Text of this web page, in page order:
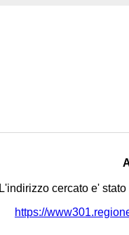
L'indirizzo cercato e'
https://